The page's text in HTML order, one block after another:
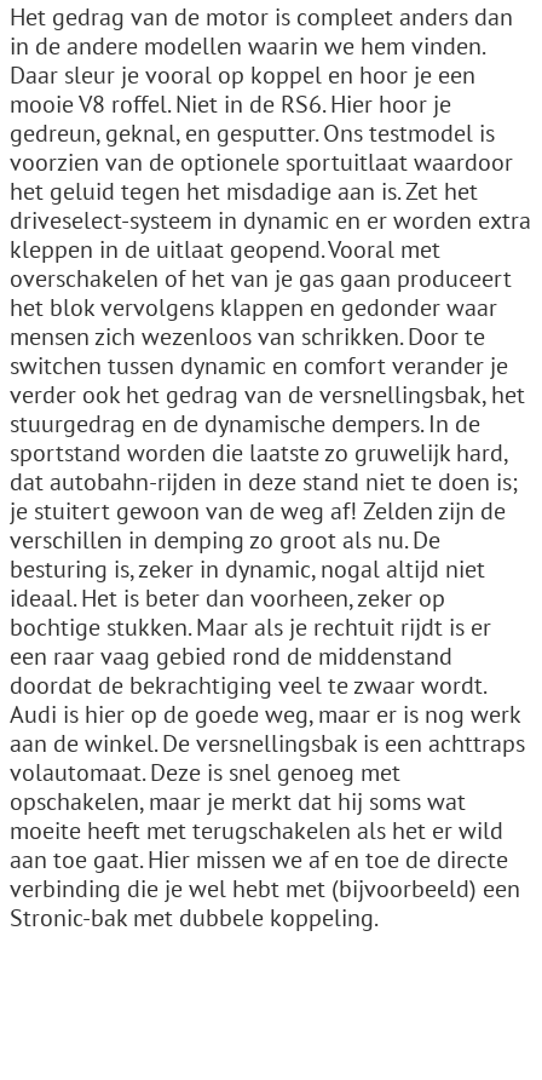
Het gedrag van de motor is compleet anders dan
in de andere modellen waarin we hem vinden.
Daar sleur je vooral op koppel en hoor je een
mooie V8 roffel. Niet in de RS6. Hier hoor je
gedreun, geknal, en gesputter. Ons testmodel is
voorzien van de optionele sportuitlaat waardoor
het geluid tegen het misdadige aan is. Zet het
driveselect-systeem in dynamic en er worden extra
kleppen in de uitlaat geopend. Vooral met
overschakelen of het van je gas gaan produceert
het blok vervolgens klappen en gedonder waar
mensen zich wezenloos van schrikken. Door te
switchen tussen dynamic en comfort verander je
verder ook het gedrag van de versnellingsbak, het
stuurgedrag en de dynamische dempers. In de
sportstand worden die laatste zo gruwelijk hard,
dat autobahn-rijden in deze stand niet te doen is;
je stuitert gewoon van de weg af! Zelden zijn de
verschillen in demping zo groot als nu. De
besturing is, zeker in dynamic, nogal altijd niet
ideaal. Het is beter dan voorheen, zeker op
bochtige stukken. Maar als je rechtuit rijdt is er
een raar vaag gebied rond de middenstand
doordat de bekrachtiging veel te zwaar wordt.
Audi is hier op de goede weg, maar er is nog werk
aan de winkel. De versnellingsbak is een achttraps
volautomaat. Deze is snel genoeg met
opschakelen, maar je merkt dat hij soms wat
moeite heeft met terugschakelen als het er wild
aan toe gaat. Hier missen we af en toe de directe
verbinding die je wel hebt met (bijvoorbeeld) een
Stronic-bak met dubbele koppeling.